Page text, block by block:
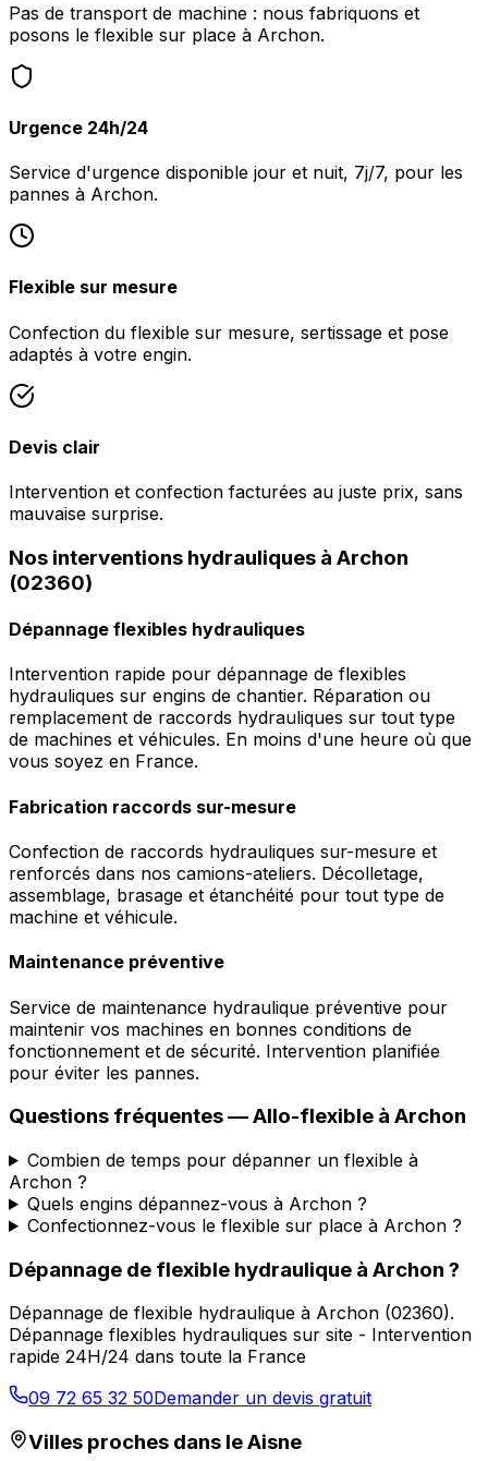
Pas de transport de machine : nous fabriquons et
posons le flexible sur place à Archon.
Urgence 24h/24
Service d'urgence disponible jour et nuit, 7j/7, pour les
pannes à Archon.
Flexible sur mesure
Confection du flexible sur mesure, sertissage et pose
adaptés à votre engin.
Devis clair
Intervention et confection facturées au juste prix, sans
mauvaise surprise.
Nos interventions hydrauliques à Archon
(02360)
Dépannage flexibles hydrauliques
Intervention rapide pour dépannage de flexibles
hydrauliques sur engins de chantier. Réparation ou
remplacement de raccords hydrauliques sur tout type
de machines et véhicules. En moins d'une heure où que
vous soyez en France.
Fabrication raccords sur-mesure
Confection de raccords hydrauliques sur-mesure et
renforcés dans nos camions-ateliers. Décolletage,
assemblage, brasage et étanchéité pour tout type de
machine et véhicule.
Maintenance préventive
Service de maintenance hydraulique préventive pour
maintenir vos machines en bonnes conditions de
fonctionnement et de sécurité. Intervention planifiée
pour éviter les pannes.
Questions fréquentes —Allo-flexible à Archon
Combien de temps pour dépanner un flexible à
Archon ?
Quels engins dépannez-vous à Archon ?
Confectionnez-vous le flexible sur place à Archon ?
Dépannage de flexible hydraulique à Archon ?
Dépannage de flexible hydraulique à Archon (02360).
Dépannage flexibles hydrauliques sur site - Intervention
rapide 24H/24 dans toute la France
09 72 65 32 50Demander un devis gratuit
Villes proches dans leAisne